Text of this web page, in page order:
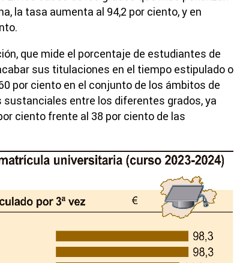
la tasa aumenta al 94,2 por ciento, y en
que mide el porcentaje de estudiantes de
sus titulaciones en el tiempo estipulado o
por ciento en el conjunto de los ámbitos de
sustanciales entre los diferentes grados, ya
ciento frente al 38 por ciento de las